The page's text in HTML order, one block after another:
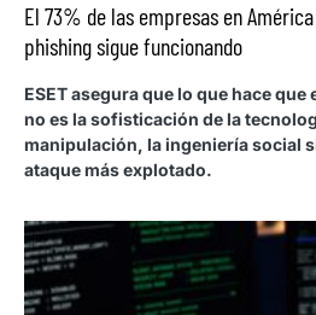
El 73% de las empresas en
phishing sigue funcionando
ESET asegura que lo que hace
no es la sofisticación de la
manipulación, la ingeniería social
ataque más explotado.